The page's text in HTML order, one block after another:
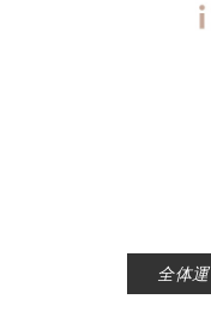
全体運